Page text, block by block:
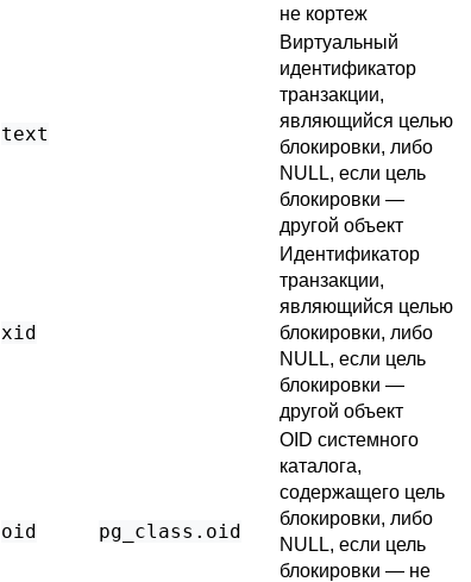
не кортеж
text
Виртуальный
идентификатор
транзакции,
являющийся целью
блокировки, либо
NULL, если цель
блокировки —
другой объект
xid
Идентификатор
транзакции,
являющийся целью
блокировки, либо
NULL, если цель
блокировки —
другой объект
oid pg_class .oid
OID системного
каталога,
содержащего цель
блокировки, либо
NULL, если цель
блокировки — не